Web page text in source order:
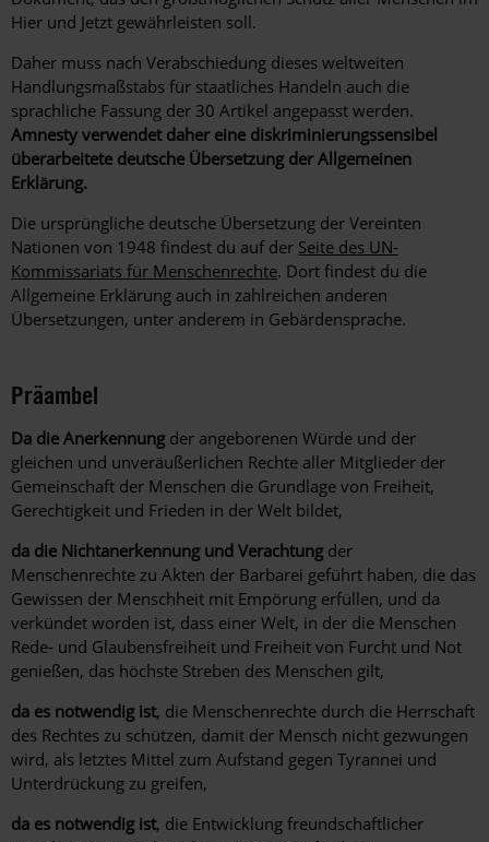
Hier und Jetzt gewährleisten soll.
Daher muss nach Verabschiedung dieses weltweiten
Handlungsmaßstabs für staatliches Handeln auch die
sprachliche Fassung der 30 Artikel angepasst werden.
Amnesty verwendet daher eine diskriminierungssensibel
überarbeitete deutsche Übersetzung der Allgemeinen
Erklärung.
Die ursprüngliche deutsche Übersetzung der Vereinten
Nationen von 1948 findest du auf der Seite des UN-
Kommissariats für Menschenrechte. Dort findest du die
Allgemeine Erklärung auch in zahlreichen anderen
Übersetzungen, unter anderem in Gebärdensprache.
Präambel
Da die Anerkennung der angeborenen Würde und der
gleichen und unveräußerlichen Rechte aller Mitglieder der
Gemeinschaft der Menschen die Grundlage von Freiheit,
Gerechtigkeit und Frieden in der Welt bildet,
da die Nichtanerkennung und Verachtung der
Menschenrechte zu Akten der Barbarei geführt haben, die das
Gewissen der Menschheit mit Empörung erfüllen, und da
verkündet worden ist, dass einer Welt, in der die Menschen
Rede- und Glaubensfreiheit und Freiheit von Furcht und Not
genießen, das höchste Streben des Menschen gilt,
da es notwendig ist, die Menschenrechte durch die Herrschaft
des Rechtes zu schützen, damit der Mensch nicht gezwungen
wird, als letztes Mittel zum Aufstand gegen Tyrannei und
Unterdrückung zu greifen,
da es notwendig ist, die Entwicklung freundschaftlicher